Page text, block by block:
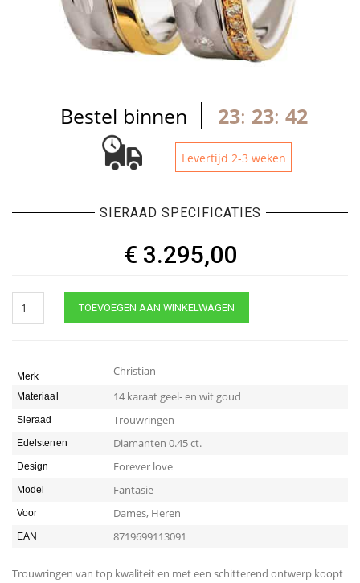
Bestel binnen 23: 23: 41
Levertijd 2-3 weken
SIERAAD SPECIFICATIES
€ 3.295,00
trouwringen
TOEVOEGEN AAN WINKELWAGEN
Merk Christian
Materiaal 14 karaat geel- en wit goud
Sieraad Trouwringen
Edelstenen Diamanten 0.45 ct.
Design Forever love
Model Fantasie
Voor Dames, Heren
EAN 8719699113091
Trouwringen van top kwaliteit en met een schitterend ontwerp koopt